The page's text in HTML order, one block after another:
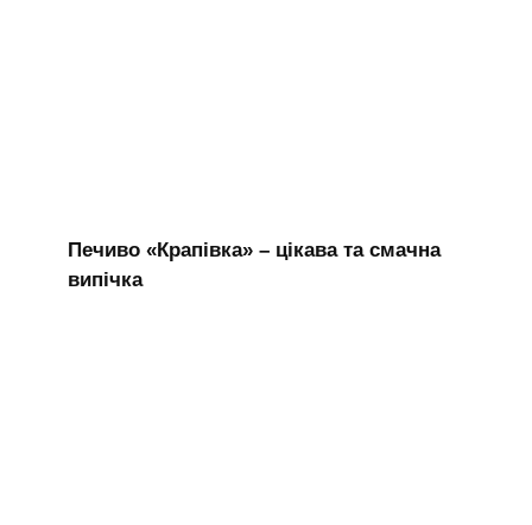
Печиво «Крапівка» – цікава та смачна
випічка